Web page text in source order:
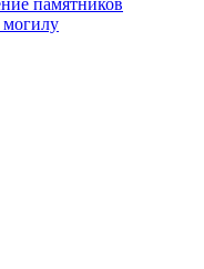
памятников
могилу